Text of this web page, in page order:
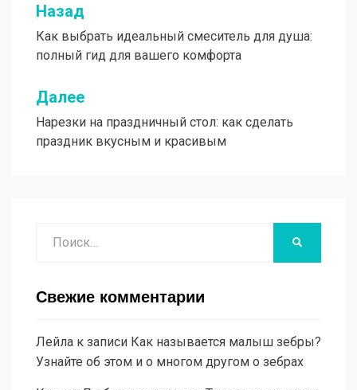
Навигация
по
записям
Назад
Как выбрать идеальный смеситель для душа:
полный гид для вашего комфорта
Далее
Нарезки на праздничный стол: как сделать
праздник вкусным и красивым
Свежие комментарии
Лейла к записи Как называется малыш зебры?
Узнайте об этом и о многом другом о зебрах